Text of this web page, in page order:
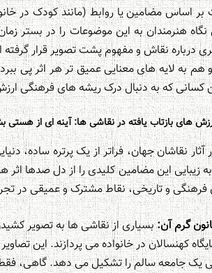
اساس مضامین یا روابط (مانند کودک در
نگاه هنرمندان به این موضوعات را در
نقاش و مفهوم پشت تصویر قرار گرفته
به لایه های معنایی عمیق تر هر اثر پی
کسانی که به دنبال درک ریشه های فرهنگی
های بازتاب یافته در نقاشی ها: آینه ای از هستی
آثار نقاشان جهان، فراتر از یک پرتره ساده،
زیبایی این مضامین کلیدی را از دل صدها
و تاریخی، نقاط مشترک و عمیقی در
گرم آن:بسیاری از نقاشی ها به تصویر
کهنسالان در خانواده می پردازند. این
جامعه سالم را تشکیل می دهد. گاهی، فقط